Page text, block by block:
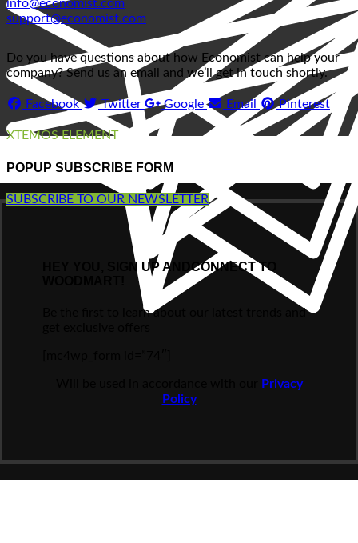
info@economist.com
support@economist.com
Do you have questions about how Economist can help your
company? Send us an email and we’ll get in touch shortly.
Facebook Twitter Google Email Pinterest
XTEMOS ELEMENT
POPUP SUBSCRIBE FORM
SUBSCRIBE TO OUR NEWSLETTER
HEY YOU, SIGN UP ANDCONNECT TO
Be the first to learn about our latest trends and
Privacy
Policy